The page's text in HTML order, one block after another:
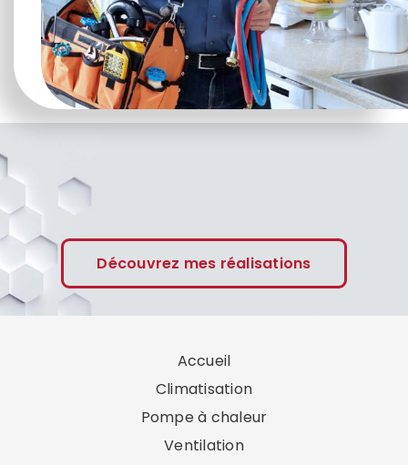
Découvrez mes réalisations
Accueil
Climatisation
Pompe à chaleur
Ventilation